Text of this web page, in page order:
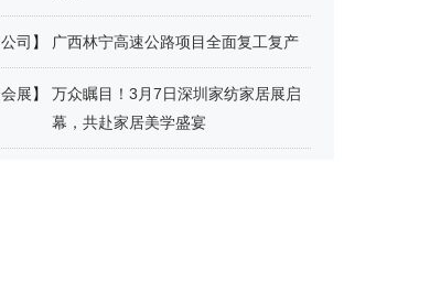
公司 】 广西林宁高速公路项目全面复工复产
会展】
万众瞩目！3月7日深圳家纺家居展启
幕，共赴家居美学盛宴